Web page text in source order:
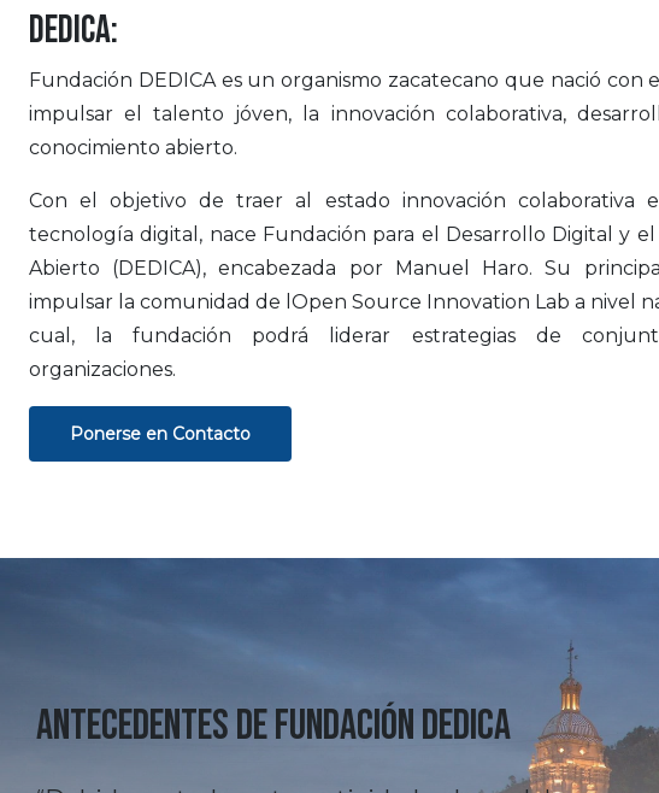
DEDICA:
Fundación DEDICA es un organismo zacatecano que nació con
impulsar el talento jóven, la innovación colaborativa,
conocimiento abierto.
Con el objetivo de traer al estado innovación colaborativa
tecnología digital, nace Fundación para el Desarrollo Digital y
Abierto (DEDICA), encabezada por Manuel Haro. Su
impulsar la comunidad de lOpen Source Innovation Lab a nivel
cual, la fundación podrá liderar estrategias de
organizaciones.
Ponerse en Contacto
Antecedentes de Fundación DEDICA